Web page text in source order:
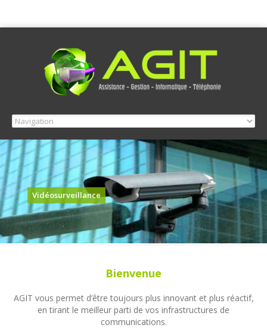
Vidéosurveillance
Bienvenue
AGIT vous permet d’être toujours plus innovant et plus réactif,
en tirant le meilleur parti de vos infrastructures de
communications.